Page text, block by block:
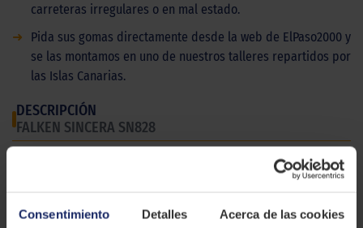
Consentimiento Detalles Acerca de las cookies
carreteras irregulares o en mal estado.
➜
Pida sus gomas directamente desde la web de ElPaso2000 y
se las montamos en uno de nuestros talleres repartidos por
las Islas Canarias.
DESCRIPCIÓN
FALKEN SINCERA SN828
El Falken Sincera SN828 es una goma para turismos con
energético. Es ideal para aquellos conductores que busquen